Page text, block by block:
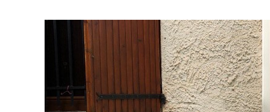
remplacement et l’installation de chaudières gaz
performantes et économiques. Remplacement de
votre ancienne chaudière gaz à Marseille
notre équipe est intervenue pour remplacer une
chaudière gaz ELM LEBLANC par une chaudière
Saunier Duval, plus récente et plus économique.
Pourquoi choisir Saunier Duval pour vos travaux de